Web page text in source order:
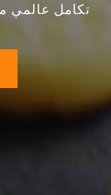
تكامل عالمي